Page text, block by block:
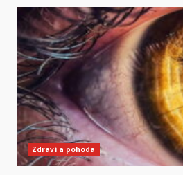
Zdraví a pohoda